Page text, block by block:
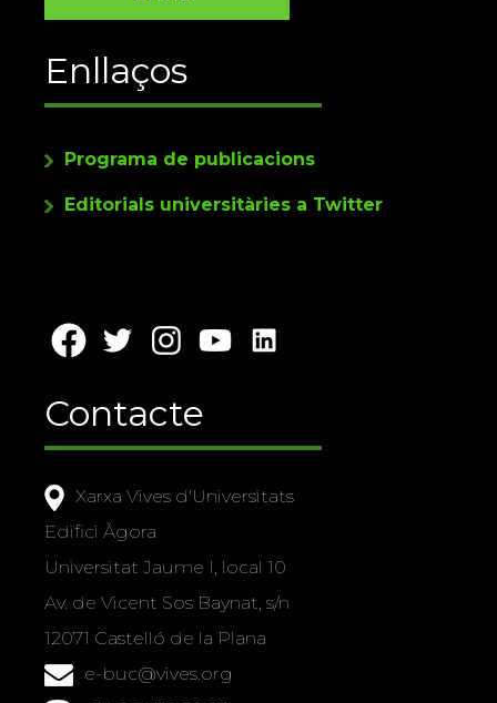
Enllaços
Programa de publicacions
Editorials universitàries a Twitter
Contacte
Xarxa Vives d'Universitats
Edifici Àgora
Universitat Jaume I, local 10
Av. de Vicent Sos Baynat, s/n
12071 Castelló de la Plana
e-buc@vives.org